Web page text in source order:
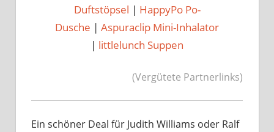
Duftstöpsel | HappyPo Po-
Dusche | Aspuraclip Mini-Inhalator
| littlelunch Suppen
(Vergütete Partnerlinks)
Ein schöner Deal für Judith Williams oder Ralf